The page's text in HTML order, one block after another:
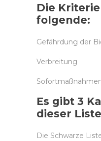
Die
folgende:
Gefährdung der
Verbreitung
Es gibt 3
dieser
Die Schwarze